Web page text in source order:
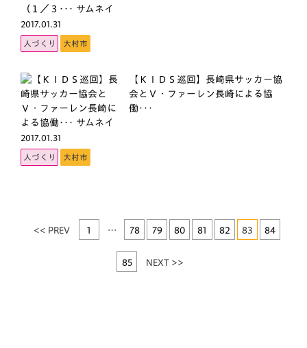
2017.01.31
人づくり 大村市
2017.01.31
【ＫＩＤＳ巡回】長崎県サッカー協
会とＶ・ファーレン長崎による協
働･･･
人づくり 大村市
<< PREV 1 … 78 79 80 81 82 83 84
85 NEXT >>